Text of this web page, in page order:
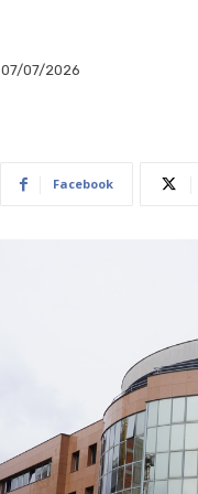
07/07/2026
Facebook